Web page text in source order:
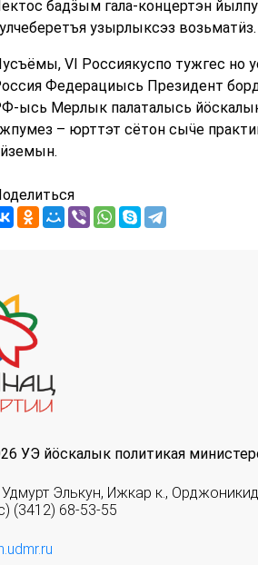
бадӟым гала-концертэн
узырлыксэз
VI Россиякуспо тужгес но
Федерациысь Президент
ысь Мерлык палаталысь
– юрттэт сётон сыӵе
УЭ йöскалык политикая
Элькун, Ижкар к.,
(3412) 68-53-55